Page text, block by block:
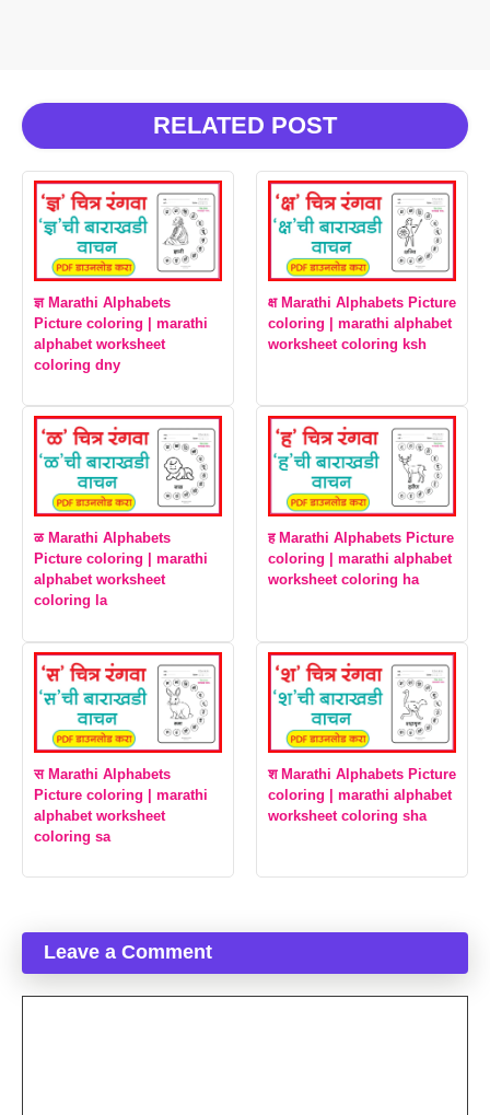
RELATED POST
ज्ञ Marathi Alphabets
Picture coloring | marathi
alphabet worksheet
coloring dny
क्ष Marathi Alphabets Picture
coloring | marathi alphabet
worksheet coloring ksh
ळ Marathi Alphabets
Picture coloring | marathi
alphabet worksheet
coloring la
ह Marathi Alphabets Picture
coloring | marathi alphabet
worksheet coloring ha
स Marathi Alphabets
Picture coloring | marathi
alphabet worksheet
coloring sa
श Marathi Alphabets Picture
coloring | marathi alphabet
worksheet coloring sha
Leave a Comment